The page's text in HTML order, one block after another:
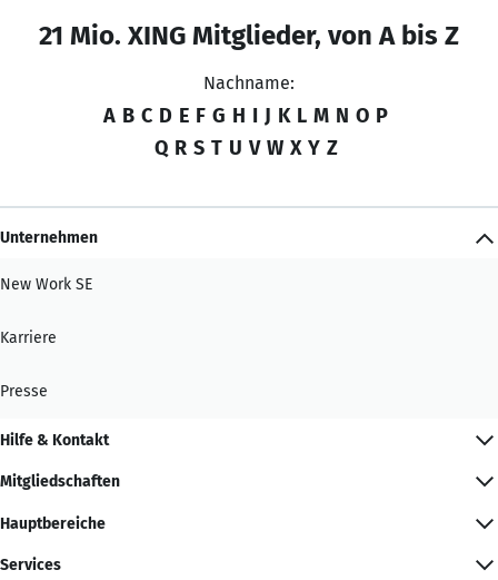
21 Mio. XING Mitglieder, von A bis Z
Nachname:
A B C D E F G H I J K L M N O P
Q R S T U V W X Y Z
Unternehmen
New Work SE
Karriere
Presse
Hilfe & Kontakt
Mitgliedschaften
Hauptbereiche
Services